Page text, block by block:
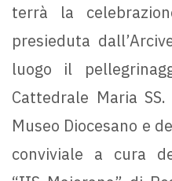
terrà la
presieduta
luogo il
Cattedrale Maria
Museo Diocesano e
conviviale a cura